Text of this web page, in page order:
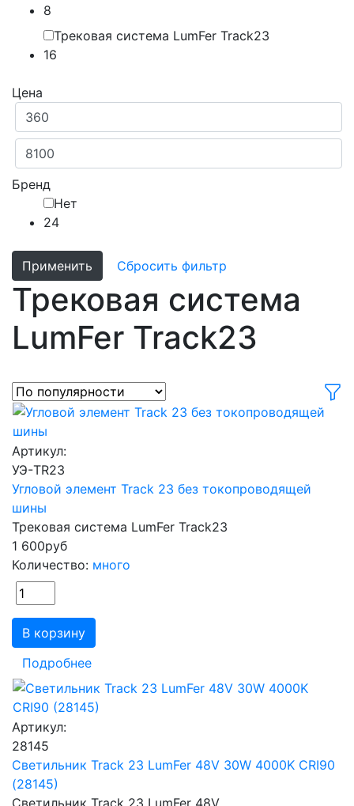
8
Трековая система LumFer Track23
16
Цена
Бренд
Нет
24
Применить Сбросить фильтр
Трековая система
LumFer Track23
Артикул:
УЭ-TR23
Угловой элемент Track 23 без токопроводящей
шины
Трековая система LumFer Track23
1 600руб
Количество: много
В корзину
Подробнее
Артикул:
28145
Светильник Track 23 LumFer 48V 30W 4000K CRI90
(28145)